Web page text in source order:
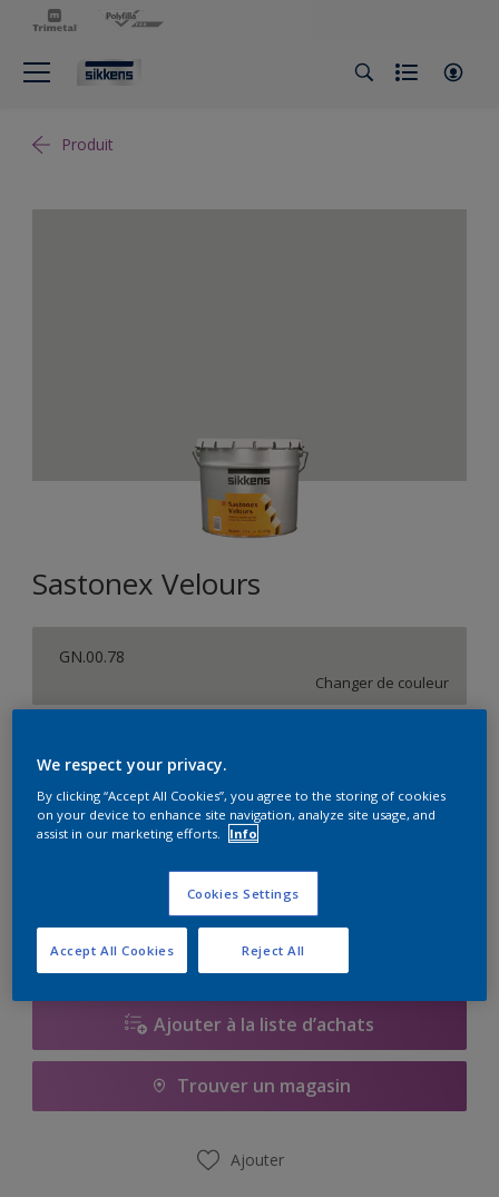
Produit
Sastonex Velours
GN.00.78
Changer de couleur
Quantité Calculateur de peinture
Ajouter à la liste d’achats
Trouver un magasin
Ajouter
We respect your privacy.
By clicking “Accept All Cookies”, you agree to the storing of cookies
on your device to enhance site navigation, analyze site usage, and
assist in our marketing efforts.
Info
Cookies Settings
Reject All
Accept All Cookies